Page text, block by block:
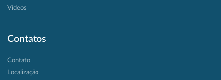
Vídeos
Contatos
Contato
Localização